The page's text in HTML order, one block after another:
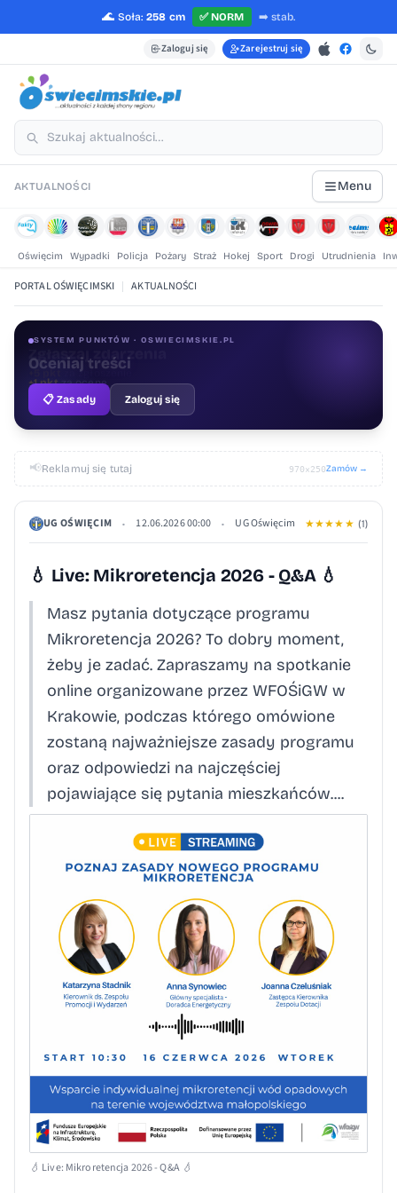
🌊 Soła: 258 cm ✅NORM ➡️ stab.
Zaloguj się Zarejestruj się
AKTUALNOŚCI Menu
Oświęcim Wypadki Policja Pożary Straż Hokej Sport Drogi Utrudnienia
PORTAL OŚWIĘCIMSKI | AKTUALNOŚCI
SYSTEM PUNKTÓW · OSWIECIMSKIE.PL
Oceniaj treści
+1 pkt
📋 Zasady
Zaloguj się
📢Reklamuj się tutaj 970×250Zamów →
UG OŚWIĘCIM • 12.06.2026 00:00 • UG Oświęcim ★★★★ ★ (1)
💧 Live: Mikroretencja 2026 - Q&A 💧
Masz pytania dotyczące programu
Mikroretencja 2026? To dobry moment,
żeby je zadać. Zapraszamy na spotkanie
online organizowane przez WFOŚiGW w
Krakowie, podczas którego omówione
zostaną najważniejsze zasady programu
oraz odpowiedzi na najczęściej
pojawiające się pytania mieszkańców....
💧 Live: Mikroretencja 2026 - Q&A 💧